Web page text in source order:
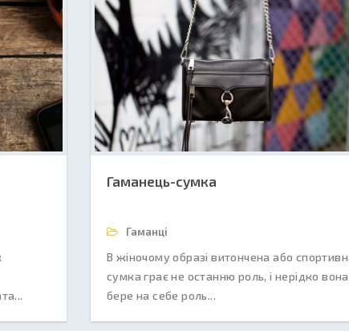
Гаманець-сумка
Гаманці
В жіночому образі витончена або
сумка грає не останню роль, і нерідко вона
бере на себе роль...